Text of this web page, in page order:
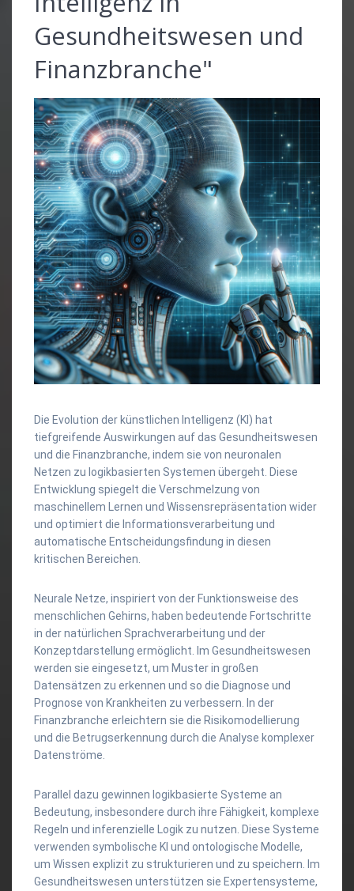
Gesundheitswesen und
Finanzbranche"
Die Evolution der künstlichen Intelligenz (KI) hat
tiefgreifende Auswirkungen auf das Gesundheitswesen
und die Finanzbranche, indem sie von neuronalen
Netzen zu logikbasierten Systemen übergeht. Diese
Entwicklung spiegelt die Verschmelzung von
maschinellem Lernen und Wissensrepräsentation wider
und optimiert die Informationsverarbeitung und
automatische Entscheidungsfindung in diesen
kritischen Bereichen.
Neurale Netze, inspiriert von der Funktionsweise des
menschlichen Gehirns, haben bedeutende Fortschritte
in der natürlichen Sprachverarbeitung und der
Konzeptdarstellung ermöglicht. Im Gesundheitswesen
werden sie eingesetzt, um Muster in großen
Datensätzen zu erkennen und so die Diagnose und
Prognose von Krankheiten zu verbessern. In der
Finanzbranche erleichtern sie die Risikomodellierung
und die Betrugserkennung durch die Analyse komplexer
Datenströme.
Parallel dazu gewinnen logikbasierte Systeme an
Bedeutung, insbesondere durch ihre Fähigkeit, komplexe
Regeln und inferenzielle Logik zu nutzen. Diese Systeme
verwenden symbolische KI und ontologische Modelle,
um Wissen explizit zu strukturieren und zu speichern. Im
Gesundheitswesen unterstützen sie Expertensysteme,